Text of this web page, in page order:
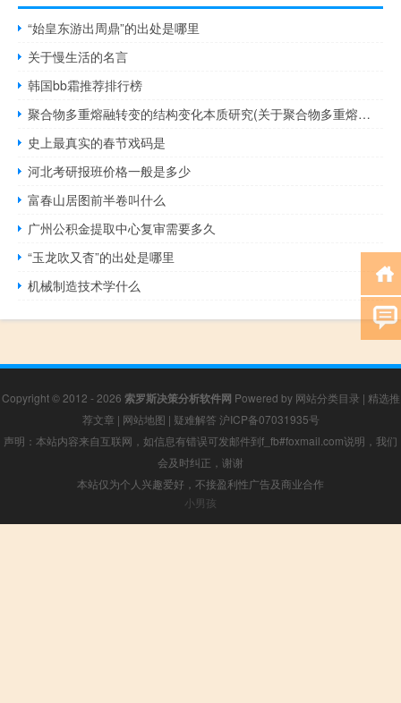
“始皇东游出周鼎”的出处是哪里
关于慢生活的名言
韩国bb霜推荐排行榜
聚合物多重熔融转变的结构变化本质研究(关于聚合物多重熔融转变的结构变化本质研究简述)
史上最真实的春节戏码是
河北考研报班价格一般是多少
富春山居图前半卷叫什么
广州公积金提取中心复审需要多久
“玉龙吹又杳”的出处是哪里
机械制造技术学什么
Copyright © 2012 - 2026 索罗斯决策分析软件网 Powered by 网站分类目录 | 精选推
荐文章 | 网站地图 | 疑难解答 沪ICP备07031935号
声明：本站内容来自互联网，如信息有错误可发邮件到f_fb#foxmail.com说明，我们
会及时纠正，谢谢
本站仅为个人兴趣爱好，不接盈利性广告及商业合作
小男孩